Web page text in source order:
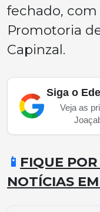
fechado, com
Promotoria
Capinzal.
Siga o
Veja as
📱 FIQUE
NOTÍCIAS